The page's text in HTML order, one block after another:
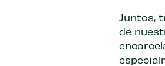
Juntos,
de